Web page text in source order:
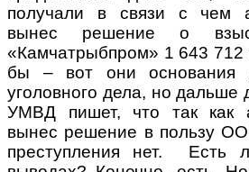
получали в связи с чем
вынес решение о
«Камчатрыбпром» 1 643 712
бы – вот они основания
уголовного дела, но дальше
УМВД пишет, что так как
вынес решение в пользу
преступления нет. Есть